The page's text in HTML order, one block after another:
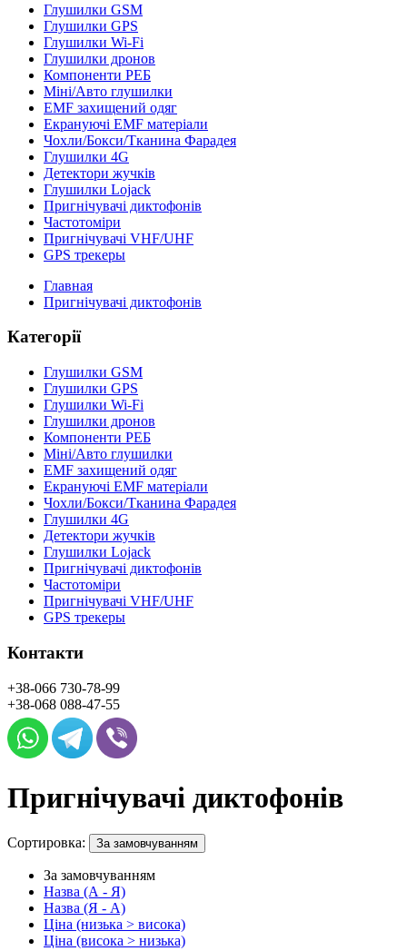
Глушилки GSM
Глушилки GPS
Глушилки Wi-Fi
Глушилки дронов
Компоненти РЕБ
Міні/Авто глушилки
EMF захищений одяг
Екрануючі EMF матеріали
Чохли/Бокси/Тканина Фарадея
Глушилки 4G
Детектори жучків
Глушилки Lojack
Пригнічувачі диктофонів
Частотоміри
Пригнічувачі VHF/UHF
GPS трекеры
Главная
Пригнічувачі диктофонів
Категорії
Глушилки GSM
Глушилки GPS
Глушилки Wi-Fi
Глушилки дронов
Компоненти РЕБ
Міні/Авто глушилки
EMF захищений одяг
Екрануючі EMF матеріали
Чохли/Бокси/Тканина Фарадея
Глушилки 4G
Детектори жучків
Глушилки Lojack
Пригнічувачі диктофонів
Частотоміри
Пригнічувачі VHF/UHF
GPS трекеры
Контакти
+38-066 730-78-99
+38-068 088-47-55
Пригнічувачі диктофонів
Сортировка: За замовчуванням
За замовчуванням
Назва (А - Я)
Назва (Я - А)
Ціна (низька > висока)
Ціна (висока > низька)